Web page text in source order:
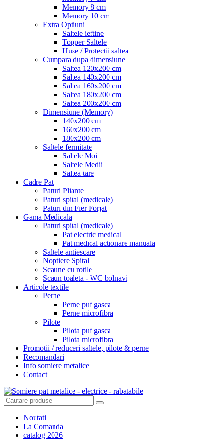
Memory 8 cm
Memory 10 cm
Extra Optiuni
Saltele ieftine
Topper Saltele
Huse / Protectii saltea
Cumpara dupa dimensiune
Saltea 120x200 cm
Saltea 140x200 cm
Saltea 160x200 cm
Saltea 180x200 cm
Saltea 200x200 cm
Dimensiune (Memory)
140x200 cm
160x200 cm
180x200 cm
Saltele fermitate
Saltele Moi
Saltele Medii
Saltea tare
Cadre Pat
Paturi Pliante
Paturi spital (medicale)
Paturi din Fier Forjat
Gama Medicala
Paturi spital (medicale)
Pat electric medical
Pat medical actionare manuala
Saltele antiescare
Noptiere Spital
Scaune cu rotile
Scaun toaleta - WC bolnavi
Articole textile
Perne
Perne puf gasca
Perne microfibra
Pilote
Pilota puf gasca
Pilota microfibra
Promotii / reduceri saltele, pilote & perne
Recomandari
Info somiere metalice
Contact
Noutati
La Comanda
catalog 2026